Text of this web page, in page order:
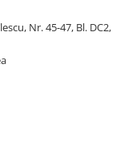
Nr. 45-47, Bl. DC2,